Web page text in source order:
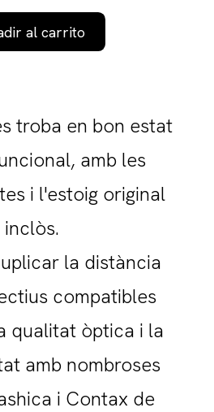
al carrito
troba en bon estat
amb les
i l'estoig original
inclòs.
la distància
compatibles
qualitat òptica i la
amb nombroses
i Contax de